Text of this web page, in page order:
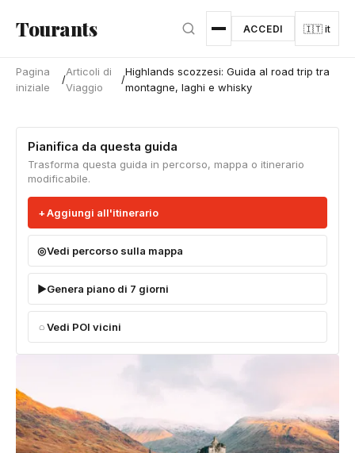
Tourants ACCEDI 🇮🇹 it
Pagina
iniziale
/
Articoli di
Viaggio
/
Highlands scozzesi: Guida al road trip tra
montagne, laghi e whisky
Pianifica da questa guida
Trasforma questa guida in percorso, mappa o itinerario
modificabile.
Aggiungi all'itinerario
Vedi percorso sulla mappa
Genera piano di 7 giorni
Vedi POI vicini